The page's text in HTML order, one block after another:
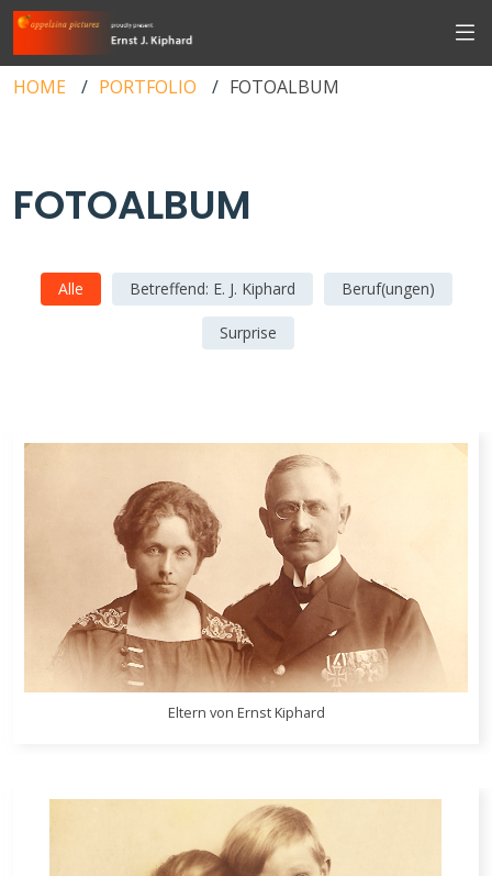
HOME PORTFOLIO FOTOALBUM
FOTOALBUM
Alle Betreffend: E. J. Kiphard Beruf(ungen)
Surprise
Eltern von Ernst Kiphard